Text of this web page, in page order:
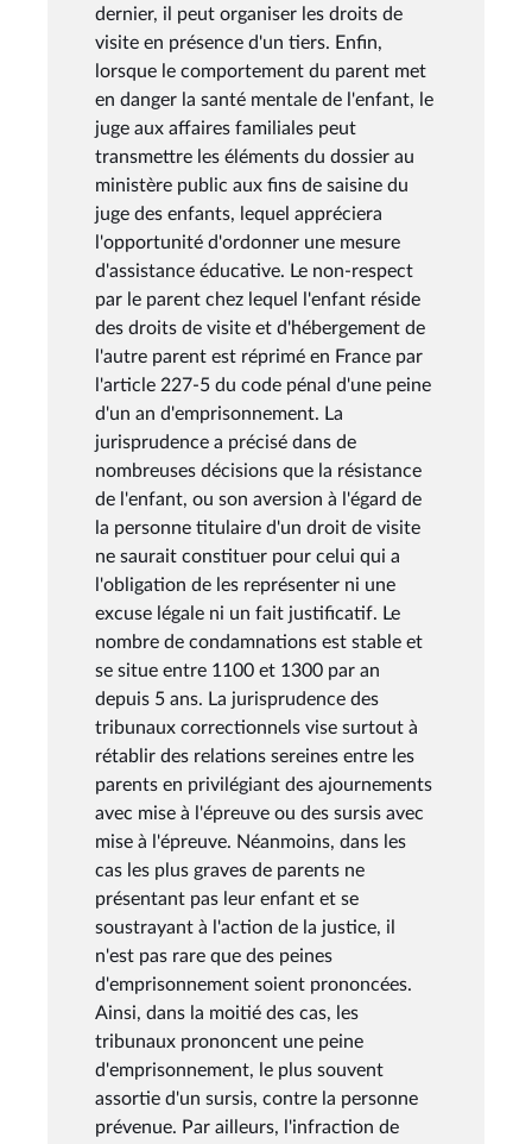
dernier, il peut organiser les droits de
visite en présence d'un tiers. Enfin,
lorsque le comportement du parent met
en danger la santé mentale de l'enfant, le
juge aux affaires familiales peut
transmettre les éléments du dossier au
ministère public aux fins de saisine du
juge des enfants, lequel appréciera
l'opportunité d'ordonner une mesure
d'assistance éducative. Le non-respect
par le parent chez lequel l'enfant réside
des droits de visite et d'hébergement de
l'autre parent est réprimé en France par
l'article 227-5 du code pénal d'une peine
d'un an d'emprisonnement. La
jurisprudence a précisé dans de
nombreuses décisions que la résistance
de l'enfant, ou son aversion à l'égard de
la personne titulaire d'un droit de visite
ne saurait constituer pour celui qui a
l'obligation de les représenter ni une
excuse légale ni un fait justificatif. Le
nombre de condamnations est stable et
se situe entre 1100 et 1300 par an
depuis 5 ans. La jurisprudence des
tribunaux correctionnels vise surtout à
rétablir des relations sereines entre les
parents en privilégiant des ajournements
avec mise à l'épreuve ou des sursis avec
mise à l'épreuve. Néanmoins, dans les
cas les plus graves de parents ne
présentant pas leur enfant et se
soustrayant à l'action de la justice, il
n'est pas rare que des peines
d'emprisonnement soient prononcées.
Ainsi, dans la moitié des cas, les
tribunaux prononcent une peine
d'emprisonnement, le plus souvent
assortie d'un sursis, contre la personne
prévenue. Par ailleurs, l'infraction de